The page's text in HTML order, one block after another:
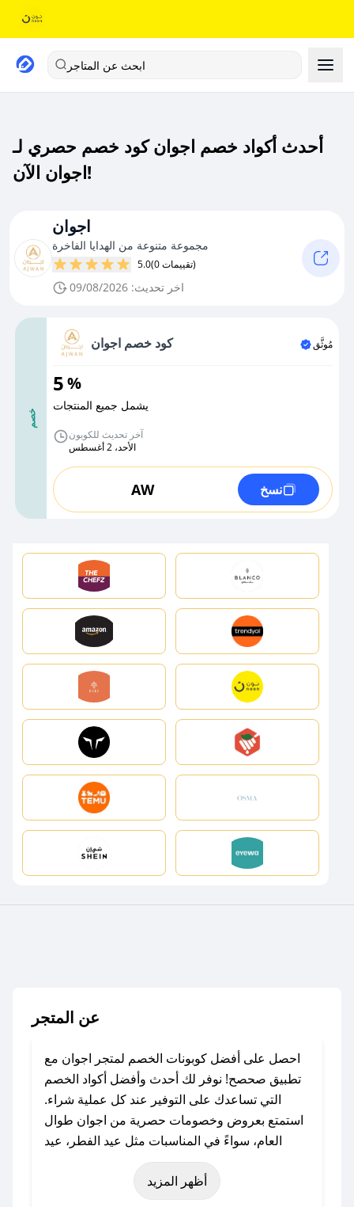
ابحث عن المتاجر
أحدث أكواد خصم اجوان كود خصم حصري لـ
اجوان الآن!
اجوان
مجموعة متنوعة من الهدايا الفاخرة
5.0 (0 تقييمات)
اخر تحديث: 09/08/2026
خصم
كود خصم اجوان مُوثَّق
5%
يشمل جميع المنتجات
آخر تحديث للكوبون
الأحد، 2 أغسطس
AW نسخ
عن المتجر
احصل على أفضل كوبونات الخصم لمتجر اجوان مع
تطبيق صحصح! نوفر لك أحدث وأفضل أكواد الخصم
التي تساعدك على التوفير عند كل عملية شراء.
استمتع بعروض وخصومات حصرية من اجوان طوال
العام، سواءً في المناسبات مثل عيد الفطر، عيد
الأضحى، الجمعة البيضاء (شهر نوفمبر)، رمضان،
اليوم الوطني، يوم التأسيس، أو حتى عروض خاصة
أظهر المزيد